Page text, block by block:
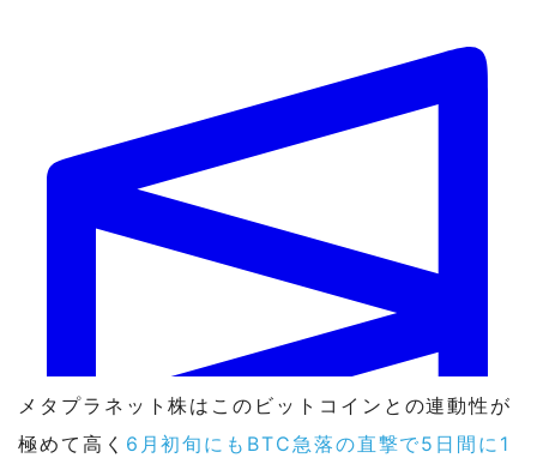
2026年のFRB利上げ？
はい 53% · いいえ 48%
メタプラネット株はこのビットコインとの連動性が
極めて高く 6月初旬にもBTC急落の直撃で5日間に1